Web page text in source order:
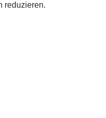
reduzieren.